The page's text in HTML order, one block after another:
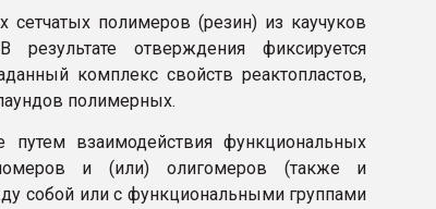
сетчатых полимеров (резин) из каучуков
результате отверждения фиксируется
комплекс свойств реактопластов,
полимерных.
путем взаимодействия функциональных
и (или) олигомеров (также и
собой или с функциональными группами